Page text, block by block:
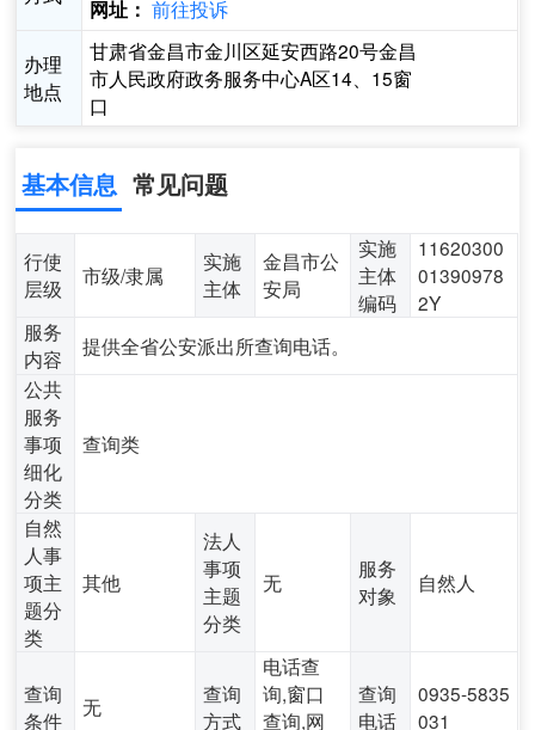
网址： 前往投诉
办理
地点
甘肃省金昌市金川区延安西路20号金昌
市人民政府政务服务中心A区14、15窗
口
基本信息 常见问题
行使
层级
市级/隶属
实施
主体
金昌市公
安局
实施
主体
编码
11620300
01390978
2Y
服务
内容
提供全省公安派出所查询电话。
公共
服务
事项
细化
分类
查询类
自然
人事
项主
题分
类
其他
法人
事项
主题
分类
无
服务
对象
自然人
查询
条件
无
查询
方式
电话查
询,窗口
查询,网
查询
电话
0935-5835
031